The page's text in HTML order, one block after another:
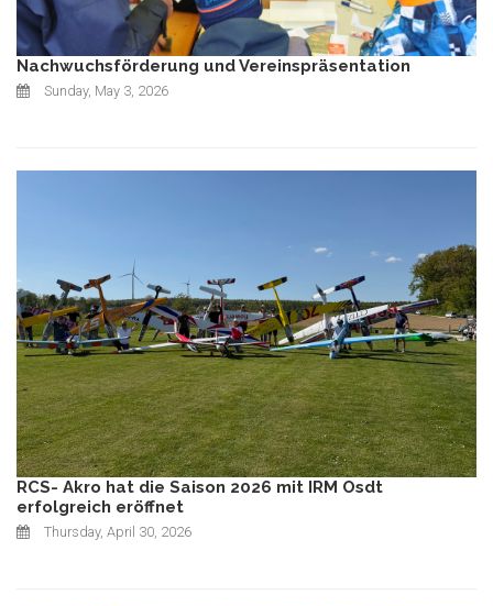
Nachwuchsförderung und Vereinspräsentation
Sunday, May 3, 2026
RCS- Akro hat die Saison 2026 mit IRM Osdt
erfolgreich eröffnet
Thursday, April 30, 2026